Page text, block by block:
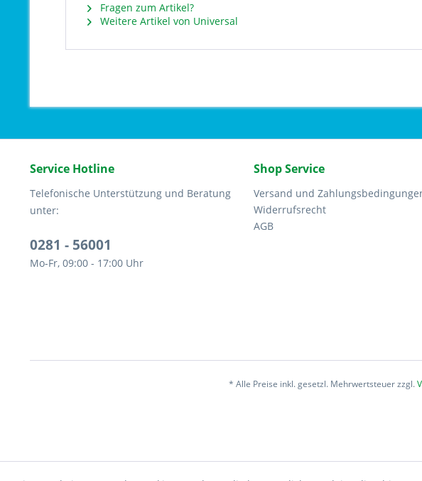
Fragen zum Artikel?
Weitere Artikel von Universal
Service Hotline
Telefonische Unterstützung und Beratung
unter:
0281 - 56001
Mo-Fr, 09:00 - 17:00 Uhr
Shop Service
Versand und
Widerrufsrecht
AGB
* Alle Preise inkl. gesetzl. Mehrwertsteuer zzgl.